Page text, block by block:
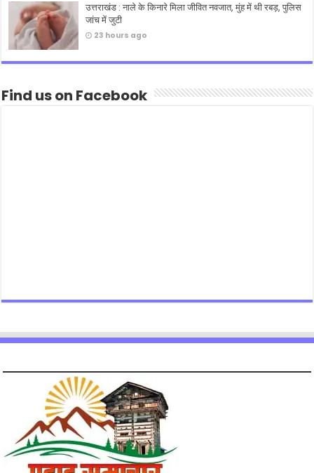
उत्तराखंड : नाले के किनारे मिला जीवित नवजात, मुंह में थी रबड़, पुलिस
जांच में जुटी
23 hours ago
Find us on Facebook